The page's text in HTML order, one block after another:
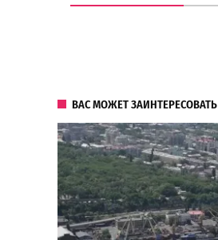
ВАС МОЖЕТ ЗАИНТЕРЕСОВАТЬ